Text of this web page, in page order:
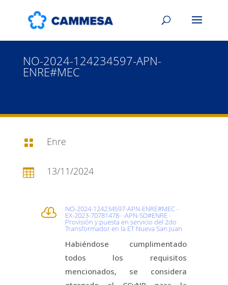
NO-2024-124234597-APN-
ENRE#MEC
 Enre
 13/11/2024
 NO-2024-124234597-APN-ENRE#MEC -
EX-2023-70781478- -APN-SD#ENRE -
Provisión y puesta en servicio del 2do
Transformador en la ET Nueva San Juan
Habiéndose cumplimentado
todos los requisitos
mencionados, se considera